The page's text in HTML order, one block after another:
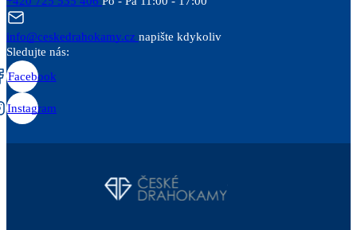
info@ceskedrahokamy.cz napište kdykoliv
Sledujte nás:
Facebook
Instagram